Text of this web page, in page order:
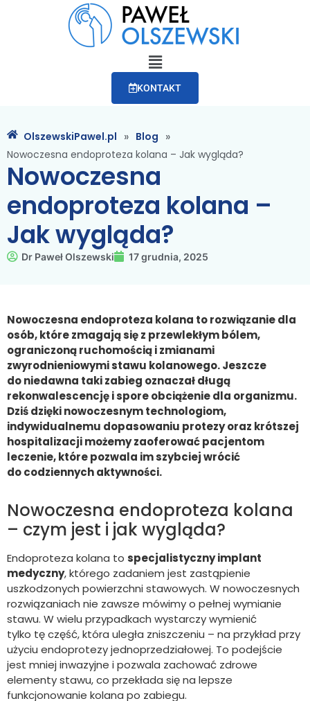
KONTAKT
OlszewskiPawel.pl » Blog »
Nowoczesna endoproteza kolana – Jak wygląda?
Nowoczesna
endoproteza kolana –
Jak wygląda?
Dr Paweł Olszewski 17 grudnia, 2025
Nowoczesna endoproteza kolana to rozwiązanie dla
osób, które zmagają się z przewlekłym bólem,
ograniczoną ruchomością i zmianami
zwyrodnieniowymi stawu kolanowego. Jeszcze
do niedawna taki zabieg oznaczał długą
rekonwalescencję i spore obciążenie dla organizmu.
Dziś dzięki nowoczesnym technologiom,
indywidualnemu dopasowaniu protezy oraz krótszej
hospitalizacji możemy zaoferować pacjentom
leczenie, które pozwala im szybciej wrócić
do codziennych aktywności.
Nowoczesna endoproteza kolana
– czym jest i jak wygląda?
Endoproteza kolana to specjalistyczny implant
medyczny, którego zadaniem jest zastąpienie
uszkodzonych powierzchni stawowych. W nowoczesnych
rozwiązaniach nie zawsze mówimy o pełnej wymianie
stawu. W wielu przypadkach wystarczy wymienić
tylko tę część, która uległa zniszczeniu – na przykład przy
użyciu endoprotezy jednoprzedziałowej. To podejście
jest mniej inwazyjne i pozwala zachować zdrowe
elementy stawu, co przekłada się na lepsze
funkcjonowanie kolana po zabiegu.